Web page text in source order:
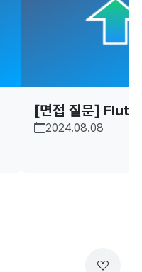
[면접 질문]
질문/답
2024.08.08